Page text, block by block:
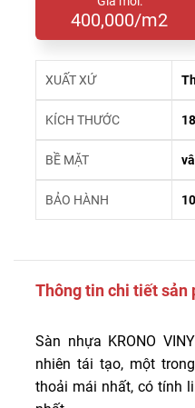
400,000/m2
XUẤT XỨ
KÍCH THƯỚC
BỀ MẶT
BẢO HÀNH
Thông tin chi tiết sản
Sàn nhựa KRONO
nhiên tái tạo, một
thoải mái nhất, có tính